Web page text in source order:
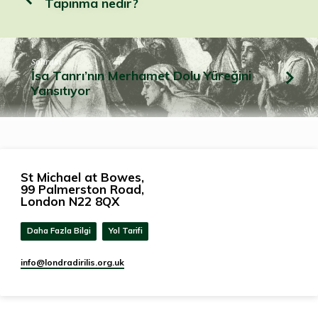
Sonraki
İsa Tanrı’nın Merhamet Dolu Yüreğini
Yansıtıyor
St Michael at Bowes,
99 Palmerston Road,
London N22 8QX
Daha Fazla Bilgi Yol Tarifi
info​@londradirilis.org.uk